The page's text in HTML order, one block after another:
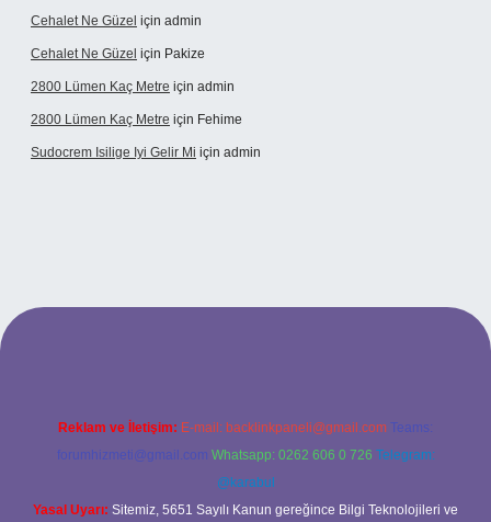
Cehalet Ne Güzel için admin
Cehalet Ne Güzel için Pakize
2800 Lümen Kaç Metre için admin
2800 Lümen Kaç Metre için Fehime
Sudocrem Isilige Iyi Gelir Mi için admin
opera bet giriş
Reklam ve İletişim: E-mail: backlinkpaneli@gmail.com Teams:
forumhizmeti@gmail.com Whatsapp: 0262 606 0 726 Telegram:
@karabul
Yasal Uyarı: Sitemiz, 5651 Sayılı Kanun gereğince Bilgi Teknolojileri ve